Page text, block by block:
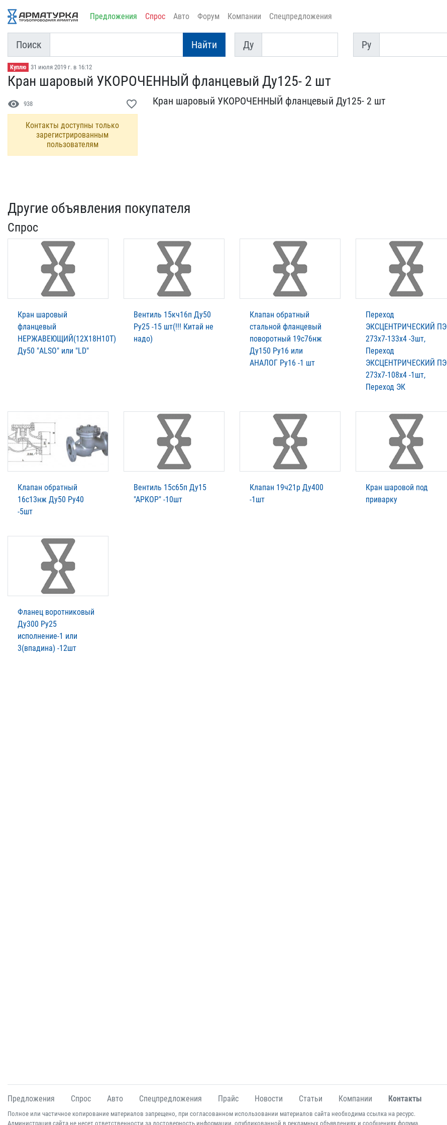
Предложения Спрос Авто Форум Компании Спецпредложения
Поиск Найти
Ду
Ду
Py
Py
Куплю 31 июля 2019 г. в 16:12
Кран шаровый УКОРОЧЕННЫЙ​ фланцевый Ду125- 2 шт
visibility 938 favorite_border
Контакты доступны только
зарегистрированным
пользователям
Кран шаровый УКОРОЧЕННЫЙ​ фланцевый Ду125- 2 шт
Другие объявления покупателя
Спрос
Кран шаровый
фланцевый
НЕРЖАВЕЮЩИЙ(12Х18Н10Т)
Ду50 "ALSO" или "LD"
Вентиль 15кч16п Ду50
Ру25 -15 шт(!!! Китай не
надо)
Клапан обратный
стальной фланцевый
поворотный 19c76нж
Ду150 Ру16 или
АНАЛОГ Ру16 -1 шт
Переход
ЭКСЦЕНТРИЧЕСКИЙ ПЭ
273х7-133х4 -3шт,
Переход
ЭКСЦЕНТРИЧЕСКИЙ ПЭ
273х7-108х4 -1шт,
Переход ЭК
Клапан обратный
16с13нж Ду50 Ру40
-5шт
Вентиль 15с65п Ду15
"АРКОР" -10шт
Клапан 19ч21р Ду400
-1шт
Кран шаровой под
приварку
Фланец воротниковый
Ду300 Ру25
исполнение-1 или
3(впадина) -12шт
Предложения Спрос Авто Спецпредложения Прайс Новости Статьи Компании Контакты
Полное или частичное копирование материалов запрещено, при согласованном использовании материалов сайта необходима ссылка на ресурс.
Администрация сайта не несет ответственности за достоверность информации, опубликованной в рекламных объявлениях и сообщениях форума.